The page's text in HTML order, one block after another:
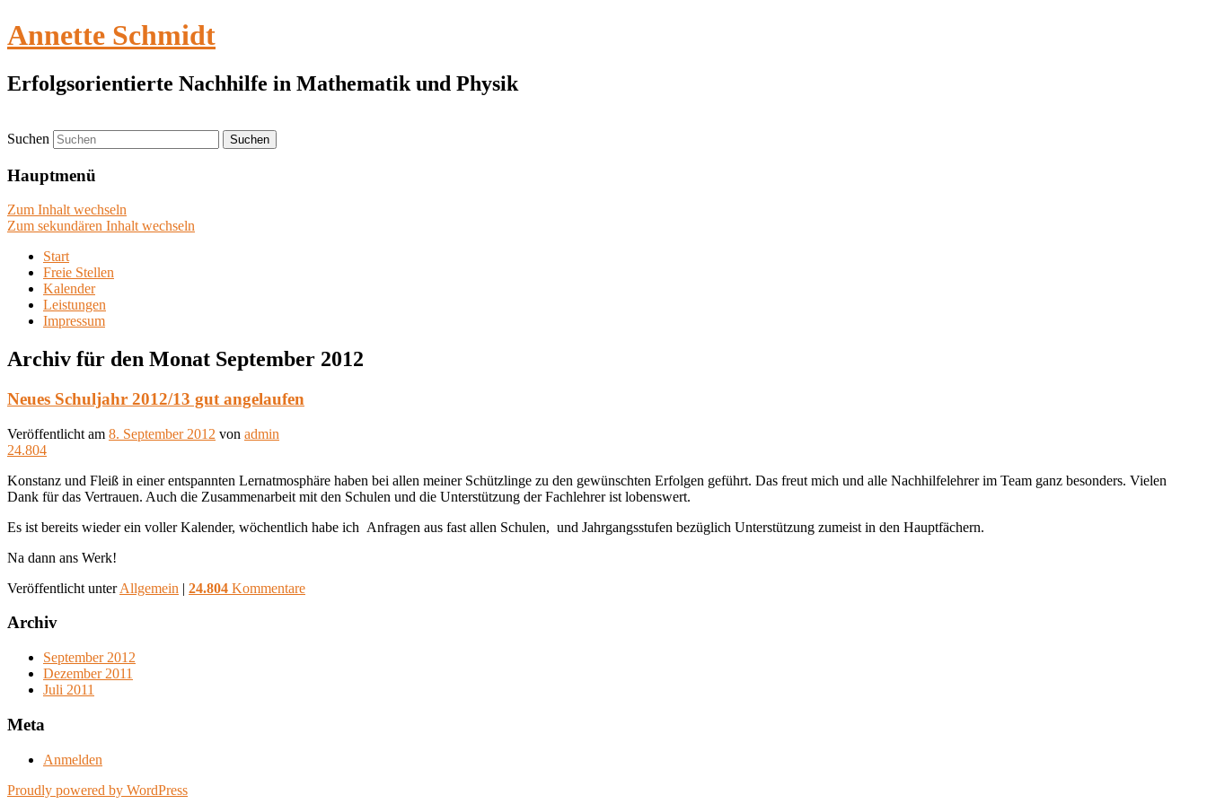
Annette Schmidt
Erfolgsorientierte Nachhilfe in Mathematik und Physik
Suchen
Hauptmenü
Zum Inhalt wechseln
Zum sekundären Inhalt wechseln
Start
Freie Stellen
Kalender
Leistungen
Impressum
Archiv für den Monat September 2012
Neues Schuljahr 2012/13 gut angelaufen
Veröffentlicht am 8. September 2012 von admin
24.804
Konstanz und Fleiß in einer entspannten Lernatmosphäre haben bei allen meiner Schützlinge zu den gewünschten Erfolgen geführt. Das freut mich und alle Nachhilfelehrer im Team ganz besonders. Vielen
Dank für das Vertrauen. Auch die Zusammenarbeit mit den Schulen und die Unterstützung der Fachlehrer ist lobenswert.
Es ist bereits wieder ein voller Kalender, wöchentlich habe ich Anfragen aus fast allen Schulen, und Jahrgangsstufen bezüglich Unterstützung zumeist in den Hauptfächern.
Na dann ans Werk!
Veröffentlicht unter Allgemein | 24.804 Kommentare
Archiv
September 2012
Dezember 2011
Juli 2011
Meta
Anmelden
Proudly powered by WordPress